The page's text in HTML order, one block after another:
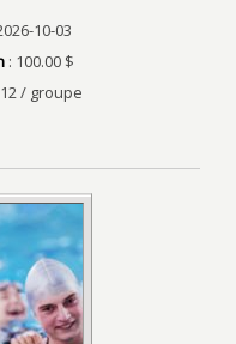
10-03
: 100.00 $
/ groupe